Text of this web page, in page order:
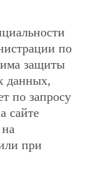
по
защиты
данных,
по запросу
сайте
при